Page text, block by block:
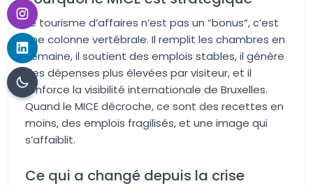
Le tourisme d’affaires n’est pas un “bonus”, c’est
une colonne vertébrale. Il remplit les chambres en
semaine, il soutient des emplois stables, il génère
des dépenses plus élevées par visiteur, et il
renforce la visibilité internationale de Bruxelles.
Quand le MICE décroche, ce sont des recettes en
moins, des emplois fragilisés, et une image qui
s’affaiblit.
Ce qui a changé depuis la crise